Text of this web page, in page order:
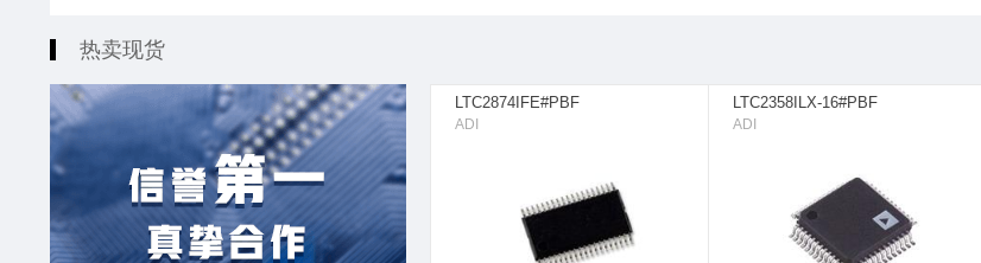
热卖现货
LTC2874IFE#PBF
ADI
LTC2358ILX-16#PBF
ADI